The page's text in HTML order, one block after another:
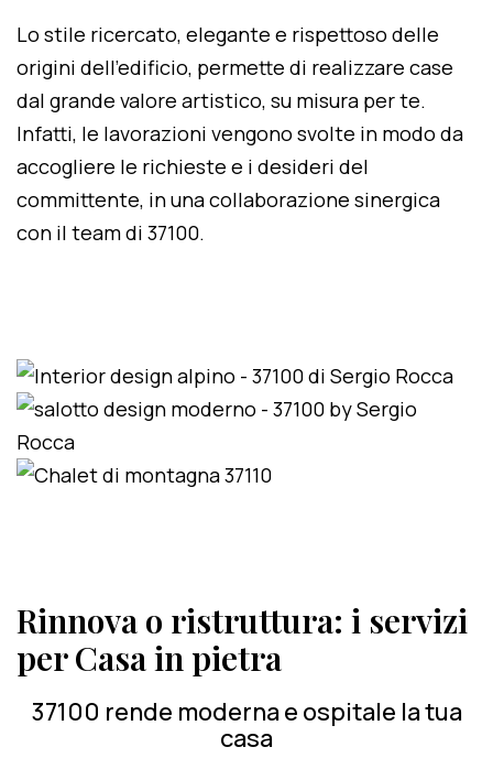
Lo stile ricercato, elegante e rispettoso delle
origini dell'edificio, permette di realizzare case
dal grande valore artistico, su misura per te.
Infatti, le lavorazioni vengono svolte in modo da
accogliere le richieste e i desideri del
committente, in una collaborazione sinergica
con il team di 37100.
Rinnova o ristruttura: i servizi
per Casa in pietra
37100 rende moderna e ospitale la tua
casa